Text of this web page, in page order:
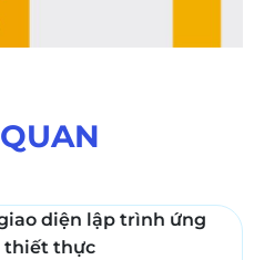
diện lập trình ứng
thiết thực